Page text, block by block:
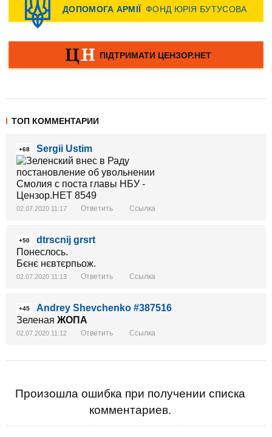
ТОП КОММЕНТАРИИ
+68 Sergii Ustim
02.07.2020 11:17 Ответить Ссылка
+50
dtrscnij grsrt
Понеслось.
Бєнє нєвтєрпьож.
02.07.2020 11:13 Ответить Ссылка
+45
Andrey Shevchenko #387516
Зеленая ЖОПА
02.07.2020 11:12 Ответить Ссылка
Произошла ошибка при получении списка
комментариев.